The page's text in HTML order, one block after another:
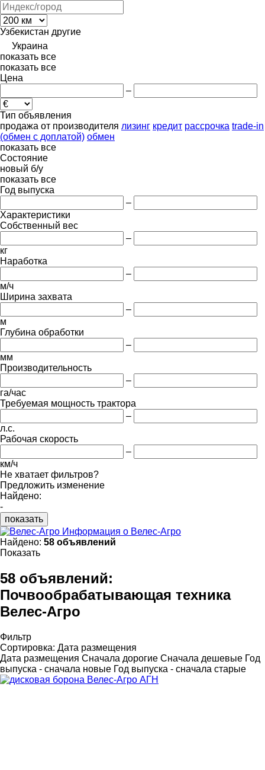
Узбекистан другие
Украина
показать все
показать все
Цена
–
Тип объявления
продажа от производителя лизинг кредит рассрочка trade-in
(обмен с доплатой) обмен
показать все
Состояние
новый б/у
показать все
Год выпуска
–
Характеристики
Собственный вес
–
кг
Наработка
–
м/ч
Ширина захвата
–
м
Глубина обработки
–
мм
Производительность
–
га/час
Требуемая мощность трактора
–
л.с.
Рабочая скорость
–
км/ч
Не хватает фильтров?
Предложить изменение
Найдено:
-
показать
Информация о Велес-Агро
Найдено: 58 объявлений
Показать
58 объявлений:
Почвообрабатывающая техника
Велес-Агро
Фильтр
Сортировка: Дата размещения
Дата размещения Сначала дорогие Сначала дешевые Год
выпуска - сначала новые Год выпуска - сначала старые